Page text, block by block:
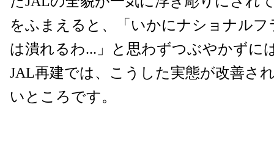
をふまえると、「いかにナショナル
は潰れるわ...」と思わずつぶやかずに
JAL再建では、こうした実態が改善さ
いところです。